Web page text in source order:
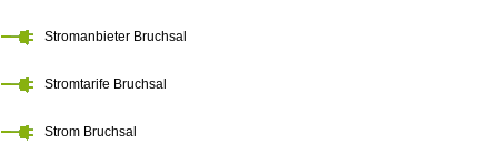
Stromanbieter Bruchsal
Stromtarife Bruchsal
Strom Bruchsal